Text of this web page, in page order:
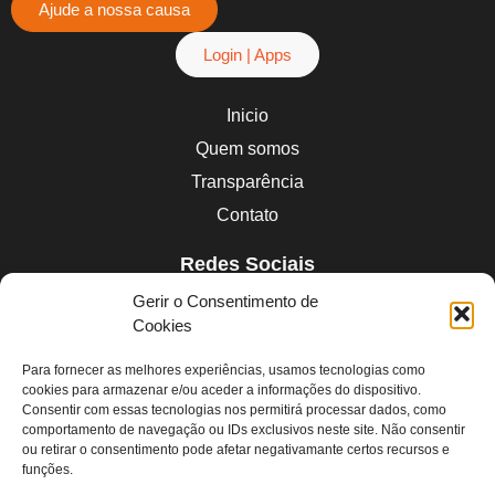
Gerir o Consentimento de
Cookies
Para fornecer as melhores experiências, usamos tecnologias como
cookies para armazenar e/ou aceder a informações do dispositivo.
Consentir com essas tecnologias nos permitirá processar dados, como
comportamento de navegação ou IDs exclusivos neste site. Não consentir
ou retirar o consentimento pode afetar negativamante certos recursos e
funções.
Ajude a nossa causa
Login | Apps
Inicio
Quem somos
Transparência
Contato
Redes Sociais
Youtube
Contatos